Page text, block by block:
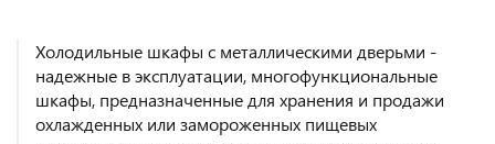
Холодильные шкафы с металлическими дверьми -
надежные в эксплуатации, многофункциональные
шкафы, предназначенные для хранения и продажи
охлажденных или замороженных пищевых